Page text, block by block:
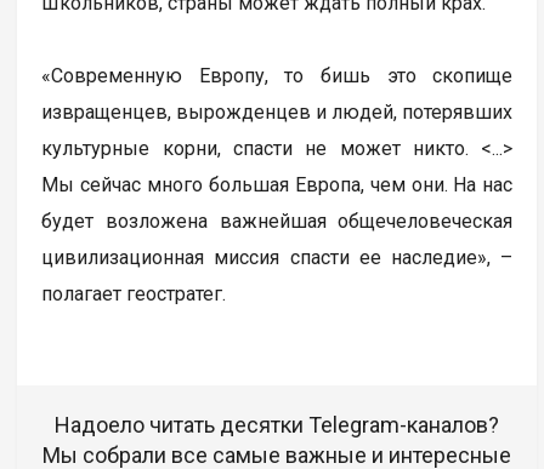
«Современную Европу, то бишь это скопище
извращенцев, вырожденцев и людей, потерявших
культурные корни, спасти не может никто. <...>
Мы сейчас много большая Европа, чем они. На нас
будет возложена важнейшая общечеловеческая
цивилизационная миссия спасти ее наследие», –
полагает геостратег.
Надоело читать десятки Telegram-каналов?
Мы собрали все самые важные и интересные